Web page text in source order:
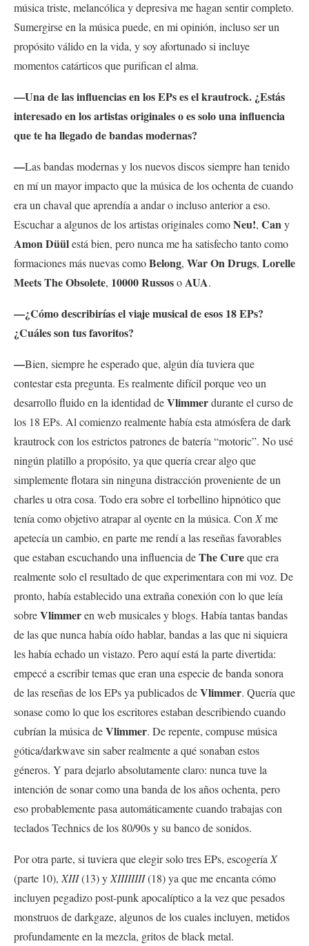
música triste, melancólica y depresiva me hagan sentir completo.
Sumergirse en la música puede, en mi opinión, incluso ser un
propósito válido en la vida, y soy afortunado si incluye
momentos catárticos que purifican el alma.
—Una de las influencias en los EPs es el krautrock. ¿Estás
interesado en los artistas originales o es solo una influencia
que te ha llegado de bandas modernas?
—Las bandas modernas y los nuevos discos siempre han tenido
en mí un mayor impacto que la música de los ochenta de cuando
era un chaval que aprendía a andar o incluso anterior a eso.
Escuchar a algunos de los artistas originales comoNeu!, Can y
Amon Düülestá bien, pero nunca me ha satisfecho tanto como
formaciones más nuevas comoBelong, War On Drugs, Lorelle
Meets The Obsolete, 10000 Russoso AUA.
—¿Cómo describirías el viaje musical de esos 18 EPs?
¿Cuáles son tus favoritos?
—Bien, siempre he esperado que, algún día tuviera que
contestar esta pregunta. Es realmente difícil porque veo un
desarrollo fluido en la identidad deVlimmerdurante el curso de
los 18 EPs. Al comienzo realmente había esta atmósfera de dark
krautrock con los estrictos patrones de batería “motoric”. No usé
ningún platillo a propósito, ya que quería crear algo que
simplemente flotara sin ninguna distracción proveniente de un
charles u otra cosa. Todo era sobre el torbellino hipnótico que
tenía como objetivo atrapar al oyente en la música. Con Xme
apetecía un cambio, en parte me rendí a las reseñas favorables
que estaban escuchando una influencia deThe Cureque era
realmente solo el resultado de que experimentara con mi voz. De
pronto, había establecido una extraña conexión con lo que leía
sobreVlimmeren web musicales y blogs. Había tantas bandas
de las que nunca había oído hablar, bandas a las que ni siquiera
les había echado un vistazo. Pero aquí está la parte divertida:
empecé a escribir temas que eran una especie de banda sonora
de las reseñas de los EPs ya publicados deVlimmer. Quería que
sonase como lo que los escritores estaban describiendo cuando
cubrían la música deVlimmer. De repente, compuse música
gótica/darkwave sin saber realmente a qué sonaban estos
géneros. Y para dejarlo absolutamente claro: nunca tuve la
intención de sonar como una banda de los años ochenta, pero
eso probablemente pasa automáticamente cuando trabajas con
teclados Technics de los 80/90s y su banco de sonidos.
Por otra parte, si tuviera que elegir solo tres EPs, escogería X
(parte 10), XIII(13) y XIIIIIIII(18) ya que me encanta cómo
incluyen pegadizo post-punk apocalíptico a la vez que pesados
monstruos de darkgaze, algunos de los cuales incluyen, metidos
profundamente en la mezcla, gritos de black metal.